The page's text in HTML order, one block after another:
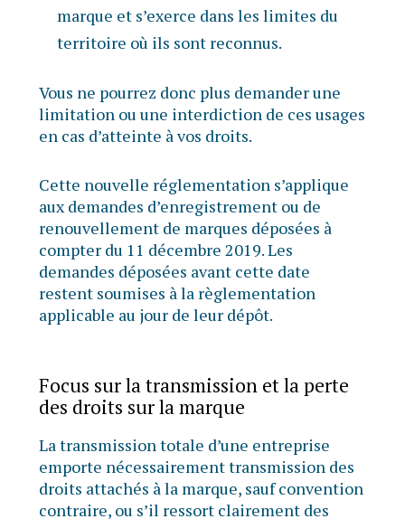
marque et s’exerce dans les limites du
territoire où ils sont reconnus.
Vous ne pourrez donc plus demander une
limitation ou une interdiction de ces usages
en cas d’atteinte à vos droits.
Cette nouvelle réglementation s’applique
aux demandes d’enregistrement ou de
renouvellement de marques déposées à
compter du 11 décembre 2019. Les
demandes déposées avant cette date
restent soumises à la règlementation
applicable au jour de leur dépôt.
Focus sur la transmission et la perte
des droits sur la marque
La transmission totale d’une entreprise
emporte nécessairement transmission des
droits attachés à la marque, sauf convention
contraire, ou s’il ressort clairement des